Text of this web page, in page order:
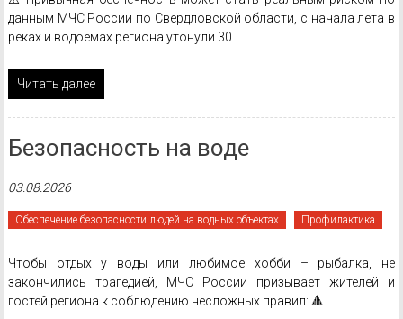
данным МЧС России по Свердловской области, с начала лета в
реках и водоемах региона утонули 30
Читать далее
Безопасность на воде
03.08.2026
Обеспечение безопасности людей на водных объектах Профилактика
Чтобы отдых у воды или любимое хобби – рыбалка, не
закончились трагедией, МЧС России призывает жителей и
гостей региона к соблюдению несложных правил: 🔺